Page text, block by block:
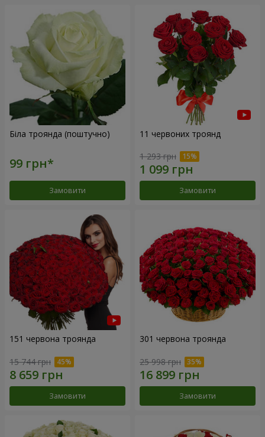
Біла троянда (поштучно)
Замовити
11 червоних троянд
1 293 грн
Замовити
151 червона троянда
15 744 грн
Замовити
301 червона троянда
25 998 грн
Замовити